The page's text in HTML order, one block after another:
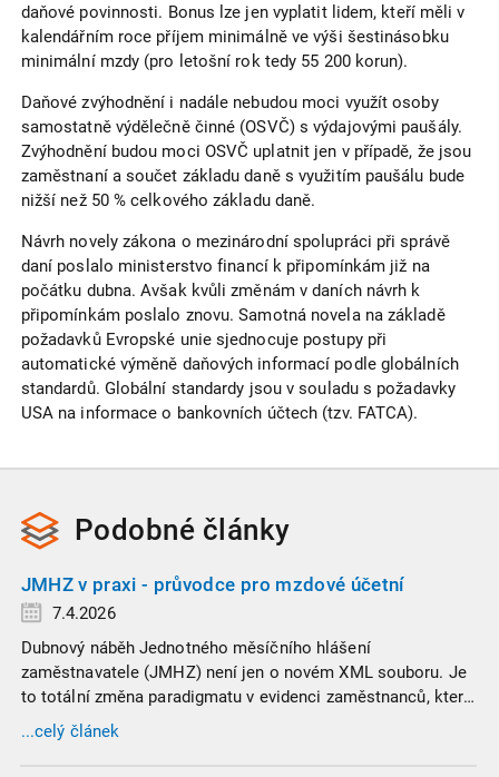
daňové povinnosti. Bonus lze jen vyplatit lidem, kteří měli v
kalendářním roce příjem minimálně ve výši šestinásobku
minimální mzdy (pro letošní rok tedy 55 200 korun).
Daňové zvýhodnění i nadále nebudou moci využít osoby
samostatně výdělečně činné (OSVČ) s výdajovými paušály.
Zvýhodnění budou moci OSVČ uplatnit jen v případě, že jsou
zaměstnaní a součet základu daně s využitím paušálu bude
nižší než 50 % celkového základu daně.
Návrh novely zákona o mezinárodní spolupráci při správě
daní poslalo ministerstvo financí k připomínkám již na
počátku dubna. Avšak kvůli změnám v daních návrh k
připomínkám poslalo znovu. Samotná novela na základě
požadavků Evropské unie sjednocuje postupy při
automatické výměně daňových informací podle globálních
standardů. Globální standardy jsou v souladu s požadavky
USA na informace o bankovních účtech (tzv. FATCA).
Podobné články
JMHZ v praxi - průvodce pro mzdové účetní
7.4.2026
Dubnový náběh Jednotného měsíčního hlášení
zaměstnavatele (JMHZ) není jen o novém XML souboru. Je
to totální změna paradigmatu v evidenci zaměstnanců, která
propojuje sociální správu, finanční úřady a úřady práce do
jednoho nekompromisního celku
...celý článek